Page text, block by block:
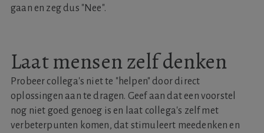
gaan en zeg dus "Nee".
Laat mensen zelf denken
Probeer collega's niet te "helpen" door direct
oplossingen aan te dragen. Geef aan dat een voorstel
nog niet goed genoeg is en laat collega's zelf met
verbeterpunten komen, dat stimuleert meedenken en